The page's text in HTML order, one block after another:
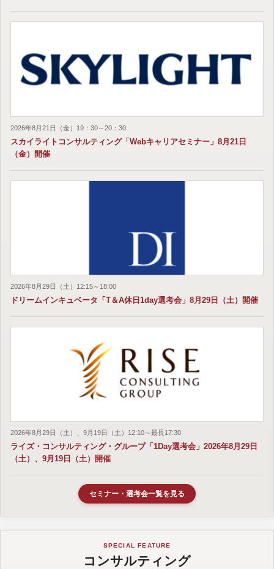
2026年8月21日（金）19：30～20：30
スカイライトコンサルティング「Webキャリアセミナー」8月21日
（金）開催
2026年8月29日（土）12:15～18:00
ドリームインキュベータ「T＆A休日1day選考会」8月29日（土）開催
2026年8月29日（土）、9月19日（土）12:10～最長17:30
ライズ・コンサルティング・グループ「1Day選考会」2026年8月29日
（土）、9月19日（土）開催
セミナー・選考会一覧を見る
SPECIAL FEATURE
コンサルティング